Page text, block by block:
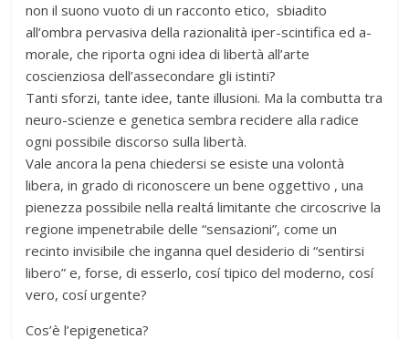
non il suono vuoto di un racconto etico, sbiadito
all’ombra pervasiva della razionalità iper-scintifica ed a-
morale, che riporta ogni idea di libertà all’arte
coscienziosa dell’assecondare gli istinti?
Tanti sforzi, tante idee, tante illusioni. Ma la combutta tra
neuro-scienze e genetica sembra recidere alla radice
ogni possibile discorso sulla libertà.
Vale ancora la pena chiedersi se esiste una volontà
libera, in grado di riconoscere un bene oggettivo , una
pienezza possibile nella realtá limitante che circoscrive la
regione impenetrabile delle “sensazioni”, come un
recinto invisibile che inganna quel desiderio di “sentirsi
libero” e, forse, di esserlo, cosí tipico del moderno, cosí
vero, cosí urgente?
Cos’è l’epigenetica?